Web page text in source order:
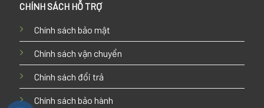
CHÍNH SÁCH HỖ TRỢ
Chính sách bảo mật
Chính sách vận chuyển
Chính sách đổi trả
Chính sách bảo hành